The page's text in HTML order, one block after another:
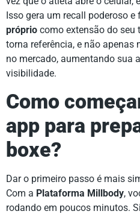
Isso gera um recall poderoso e
próprio como extensão do seu
torna referência, e não apenas
no mercado, aumentando sua
visibilidade.
Como
app para
boxe?
Dar o primeiro passo é mais
Com a Plataforma Millbody,
rodando em poucos minutos.